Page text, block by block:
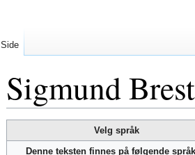
Sigmund
til
til
Velg språk
Denne teksten finnes på følgende
Side